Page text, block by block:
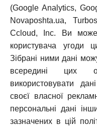
(Google Analytics,
Novaposhta.ua,
Ccloud, Inc. Ви
користувача угоди
Зібрані ними дані
всередині цих
використовувати
своєї власної
персональні дані
зазначених в цій